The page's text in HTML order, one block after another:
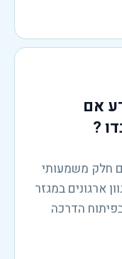
אם
?
חלק משמעותי
ארגונים במגזר
הדרכה